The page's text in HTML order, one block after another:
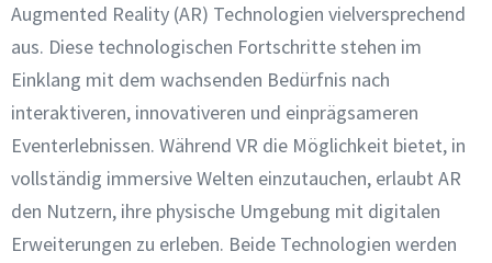
Augmented Reality (AR) Technologien vielversprechend
aus. Diese technologischen Fortschritte stehen im
Einklang mit dem wachsenden Bedürfnis nach
interaktiveren, innovativeren und einprägsameren
Eventerlebnissen. Während VR die Möglichkeit bietet, in
vollständig immersive Welten einzutauchen, erlaubt AR
den Nutzern, ihre physische Umgebung mit digitalen
Erweiterungen zu erleben. Beide Technologien werden